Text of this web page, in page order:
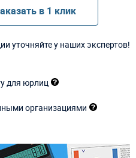
в 1 клик
уточняйте у наших экспертов!
для юрлиц
организациями